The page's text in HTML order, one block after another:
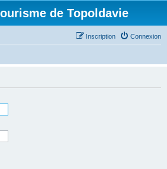
de Topoldavie
Connexion
Inscription